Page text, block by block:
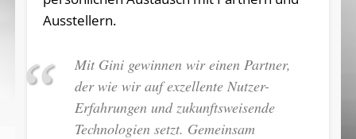
Ausstellern.
Mit Gini gewinnen wir einen Partner,
der wie wir auf exzellente Nutzer-
Erfahrungen und zukunftsweisende
Technologien setzt. Gemeinsam